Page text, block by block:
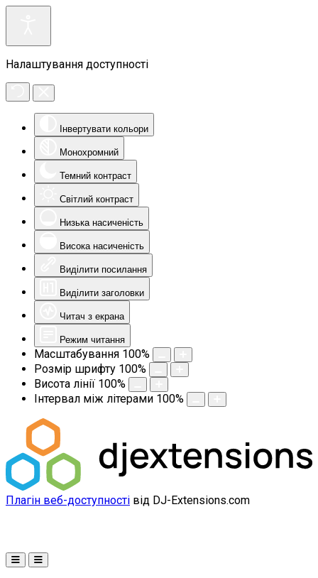
Налаштування доступності
Інвертувати кольори
Монохромний
Темний контраст
Світлий контраст
Низька насиченість
Висока насиченість
Виділити посилання
Виділити заголовки
Читач з екрана
Режим читання
Масштабування 100%
Розмір шрифту 100%
Висота лінії 100%
Інтервал між літерами 100%
Плагін веб-доступності від DJ-Extensions.com